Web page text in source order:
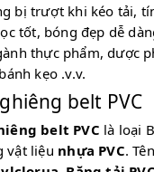
bị trượt khi kéo tải,
tốt, bóng đẹp dễ
thực phẩm, dược
kẹo .v.v.
belt PVC
belt PVC là loại
vật liệu nhựa PVC.